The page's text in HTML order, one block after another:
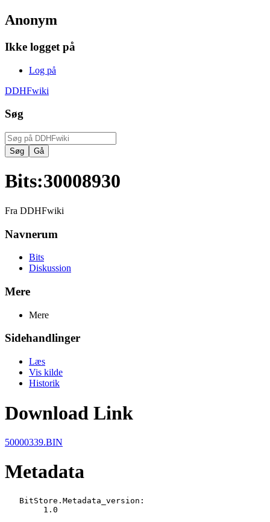
Anonym
Ikke logget på
Log på
DDHFwiki
Søg
Bits:30008930
Fra DDHFwiki
Navnerum
Bits
Diskussion
Mere
Mere
Sidehandlinger
Læs
Vis kilde
Historik
Download Link
50000339.BIN
Metadata
   BitStore.Metadata_version: